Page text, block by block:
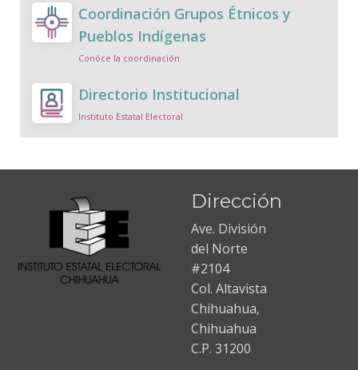
Coordinación Grupos Étnicos y
Pueblos Indígenas
Conóce la coordinación
Directorio Institucional
Instituto Estatal Electoral
Dirección
Ave. División
del Norte
#2104
Col. Altavista
Chihuahua,
Chihuahua
C.P. 31200